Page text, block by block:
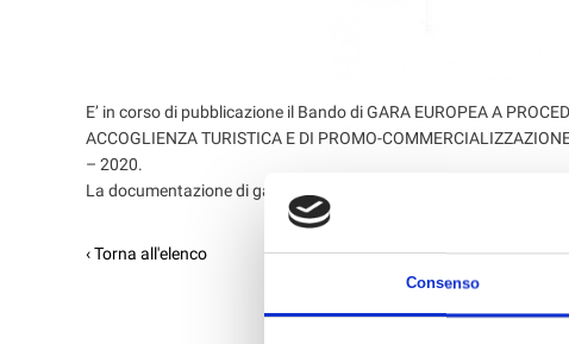
Consenso
E’ in corso di pubblicazione il Bando di GARA EUROPEA A
ACCOGLIENZA TURISTICA E DI PROMO-
– 2020.
La documentazione di gara è pubblicata sul sito internet dell’
‹ Torna all'elenco